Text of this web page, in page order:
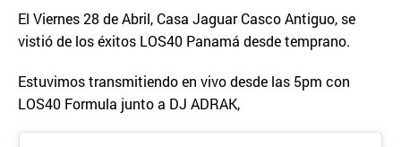
El Viernes 28 de Abril, Casa Jaguar Casco Antiguo, se
vistió de los éxitos LOS40 Panamá desde temprano.
Estuvimos transmitiendo en vivo desde las 5pm con
LOS40 Formula junto a DJ ADRAK,